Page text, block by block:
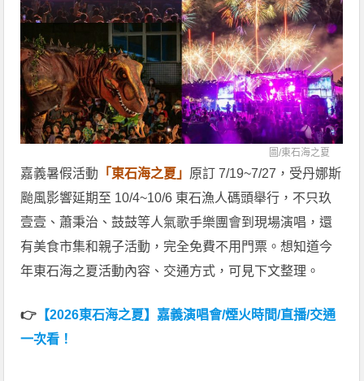
圖/東石海之夏
嘉義暑假活動 「東石海之夏」 原訂 7/19~7/27，受丹娜斯
颱風影響延期至 10/4~10/6 東石漁人碼頭舉行，不只玖
壹壹、蕭秉治、鼓鼓等人氣歌手樂團會到現場演唱，還
有美食市集和親子活動，完全免費不用門票。想知道今
年東石海之夏活動內容、交通方式，可見下文整理。
👉 【2026東石海之夏】嘉義演唱會/煙火時間/直播/交通
一次看！